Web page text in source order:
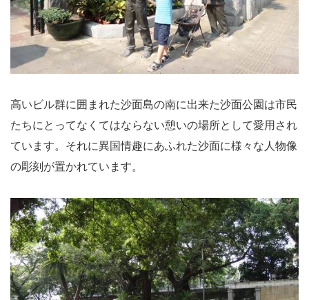
高いビル群に囲まれた沙面島の南に出来た沙面公園は市民
たちにとってなくてはならない憩いの場所として愛用され
ています。それに異国情趣にあふれた沙面に様々な人物像
の彫刻が置かれています。